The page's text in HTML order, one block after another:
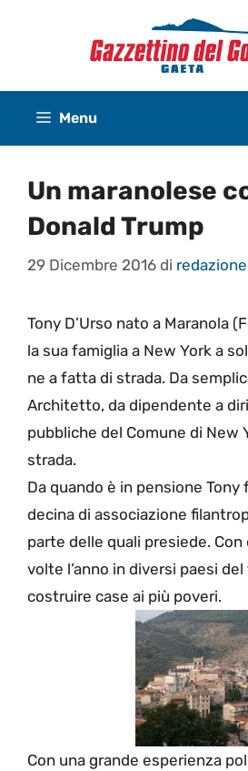
Menu
Un maranolese
Donald Trump
29 Dicembre 2016 di redazione
Tony D’Urso nato a Maranola
la sua famiglia a New York a
ne a fatta di strada. Da
Architetto, da dipendente a
pubbliche del Comune di New
strada.
Da quando è in pensione Tony
decina di associazione
parte delle quali presiede.
volte l’anno in diversi paesi
costruire case ai più poveri.
Con una grande esperienza